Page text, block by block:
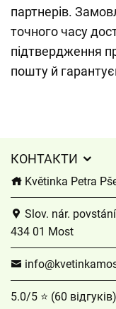
партнерів.
точного часу
підтвердження
пошту й
КОНТАКТИ
Květinka Petra
Slov. nár.
434 01 Most
5.0/5 ⭐ (60 відгуків)